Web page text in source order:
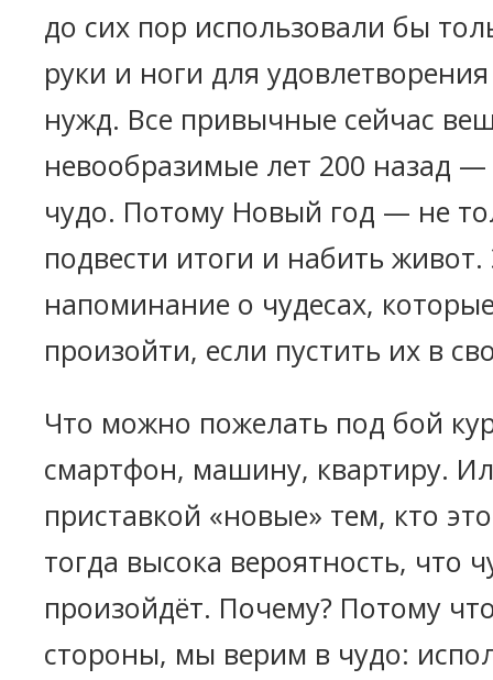
до сих пор использовали бы
руки и ноги для
нужд. Все привычные сейчас
невообразимые лет 200 назад
чудо. Потому Новый год — не
подвести итоги и набить
напоминание о чудесах,
произойти, если пустить их в
Что можно пожелать под бой
смартфон, машину, квартиру.
приставкой «новые» тем, кто
тогда высока вероятность, что
произойдёт. Почему? Потому
стороны, мы верим в чудо: